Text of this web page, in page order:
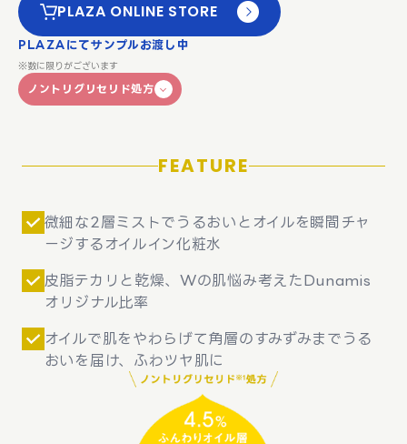
PLAZA ONLINE STORE
PLAZAにてサンプルお渡し中
※数に限りがございます
ノントリグリセリド処方
FEATURE
微細な2層ミストでうるおいとオイルを瞬間チャ
ージするオイルイン化粧水
皮脂テカリと乾燥、Wの肌悩み考えたDunamis
オリジナル比率
オイルで肌をやわらげて角層のすみずみまでうる
おいを届け、ふわツヤ肌に